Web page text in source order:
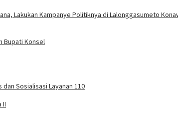
Lakukan Kampanye Politiknya di Lalonggasumeto
Bupati Konsel
Sosialisasi Layanan 110
II